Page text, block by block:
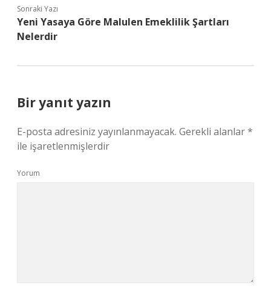
Sonraki Yazı
Yeni Yasaya Göre Malulen Emeklilik Şartları
Nelerdir
Bir yanıt yazın
E-posta adresiniz yayınlanmayacak. Gerekli alanlar*
ile işaretlenmişlerdir
Yorum